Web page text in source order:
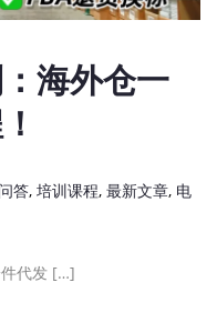
海外仓一
答, 培训课程, 最新文章, 电
件代发 […]